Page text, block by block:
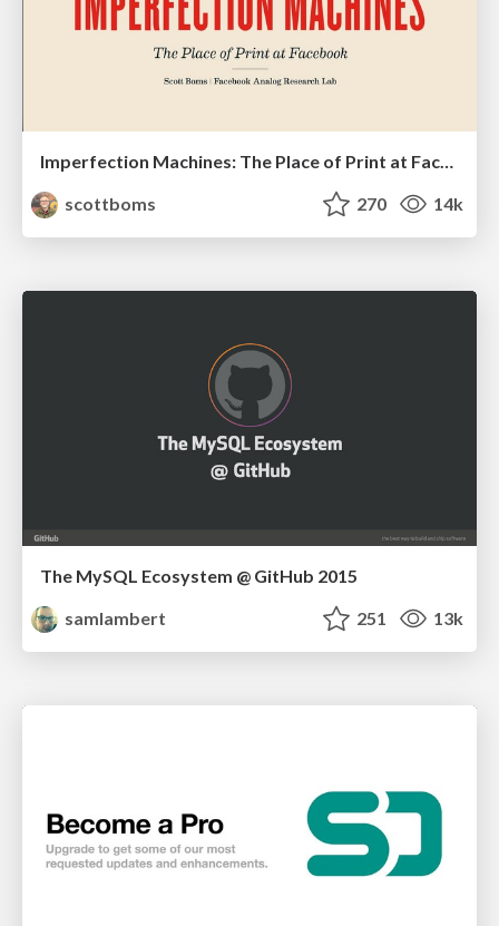
Imperfection Machines: The Place of Print at Facebook
scottboms
270 14k
The MySQL Ecosystem @ GitHub 2015
samlambert
251 13k